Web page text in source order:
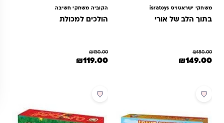
משחקי ישראטויס isratoys
בתוך הלב של אורי
₪180.00
המחיר המקורי היה: ₪180.00.
₪149.00 המחיר הנוכחי הוא: ₪149.00.
הקוביה משחקי חשיבה
הולכים למכולת
₪150.00
המחיר המקורי היה: ₪150.00.
₪119.00 המחיר הנוכחי הוא: ₪119.00.